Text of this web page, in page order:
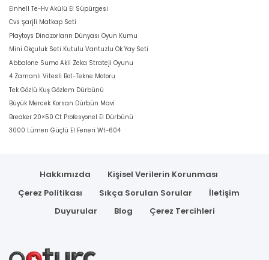
Einhell Te-Hv Akülü El Süpürgesi
Cvs Şarjli Matkap Seti
Playtoys Dinazorların Dünyası Oyun Kumu
Mini Okçuluk Seti Kutulu Vantuzlu Ok Yay Seti
Abbalone Sumo Akil Zeka Strateji Oyunu
4 Zamanlı Vitesli Bot-Tekne Motoru
Tek Gözlü Kuş Gözlem Dürbünü
Büyük Mercek Korsan Dürbün Mavi
Breaker 20×50 Ct Profesyonel El Dürbünü
3000 Lümen Güçlü El Feneri Wt-604
Hakkımızda
Kişisel Verilerin Korunması
Çerez Politikası
Sıkça Sorulan Sorular
İletişim
Duyurular
Blog Çerez Tercihleri